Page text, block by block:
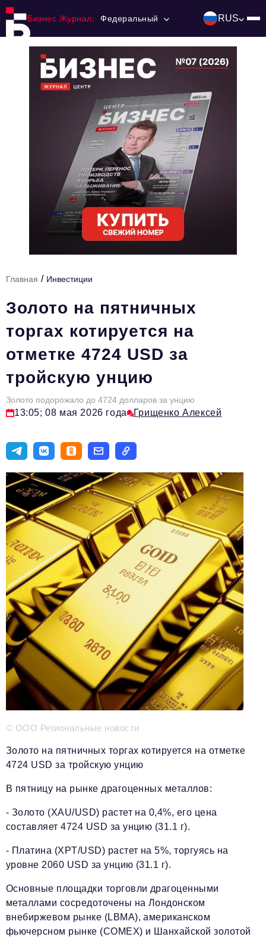
Бизнес Журнал: Федеральный RUS
Ниши и рынки
Технологии и тренды
HR
Персона номера
Юридический практикум
Стиль жизни
Туризм
ОПК
Авторские материалы
Видео
Телефон редакции:+7 495 727-01-67
Электронные почты редакции:
Информационный отдел
info@business-magazine.online
Отдел рекламы
reklama@business-magazine.online
Отдел распространения/редакционная подписка
podpiska@business-magazine.online
Отдел по работе с партнерами
partner@business-magazine.online
Главная / Инвестиции
Золото на пятничных
торгах котируется на
отметке 4724 USD за
тройскую унцию
Золото подорожало до 4724 долларов за унцию
13:05; 08 мая 2026 года Грищенко Алексей
© ООО Региональные новости
Золото на пятничных торгах котируется на отметке
4724 USD за тройскую унцию
В пятницу на рынке драгоценных металлов:
- Золото (XAU/USD) растет на 0,4%, его цена
составляет 4724 USD за унцию (31.1 г).
- Платина (XPT/USD) растет на 5%, торгуясь на
уровне 2060 USD за унцию (31.1 г).
Основные площадки торговли драгоценными
металлами сосредоточены на Лондонском
внебиржевом рынке (LBMA), американском
фьючерсном рынке (COMEX) и Шанхайской золотой